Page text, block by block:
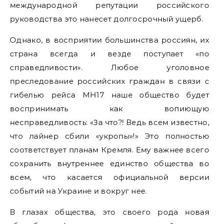
международной репутации российского
руководства это нанесет долгосрочный ущерб.
Однако, в восприятии большинства россиян, их
страна всегда и везде поступает «по
справедливости». Любое уголовное
преследование российских граждан в связи с
гибелью рейса MH17 наше общество будет
воспринимать как вопиющую
несправедливость: «За что?! Ведь всем известно,
что лайнер сбили «укропы»!» Это полностью
соответствует планам Кремля. Ему важнее всего
сохранить внутреннее единство общества во
всем, что касается официальной версии
событий на Украине и вокруг нее.
В глазах общества, это своего рода новая